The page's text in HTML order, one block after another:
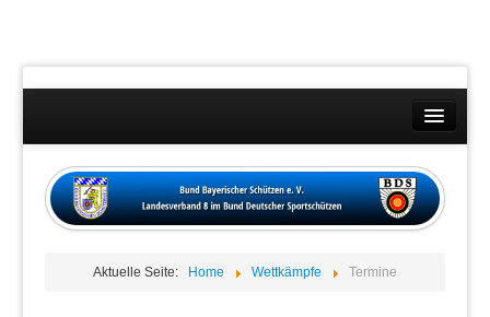
Wettkämpfe
Datenschutzübersicht
Aktuelle Seite: Home Wettkämpfe Termine